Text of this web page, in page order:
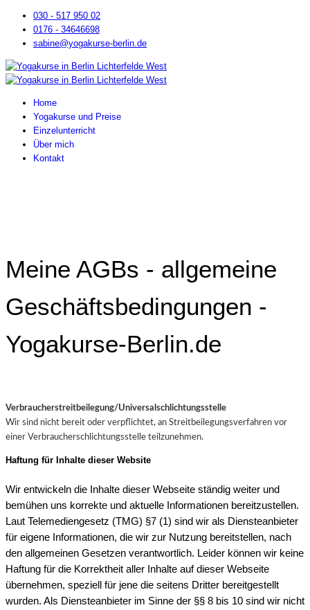
030 - 517 950 02
0176 - 34646698
sabine@yogakurse-berlin.de
Home
Yogakurse und Preise
Einzelunterricht
Über mich
Kontakt
Meine AGBs - allgemeine
Geschäftsbedingungen -
Yogakurse-Berlin.de
Verbraucherstreitbeilegung/Universalschlichtungsstelle
Wir sind nicht bereit oder verpflichtet, an Streitbeilegungsverfahren vor
einer Verbraucherschlichtungsstelle teilzunehmen.
Haftung für Inhalte dieser Website
Wir entwickeln die Inhalte dieser Webseite ständig weiter und
bemühen uns korrekte und aktuelle Informationen bereitzustellen.
Laut Telemediengesetz (TMG) §7 (1) sind wir als Diensteanbieter
für eigene Informationen, die wir zur Nutzung bereitstellen, nach
den allgemeinen Gesetzen verantwortlich. Leider können wir keine
Haftung für die Korrektheit aller Inhalte auf dieser Webseite
übernehmen, speziell für jene die seitens Dritter bereitgestellt
wurden. Als Diensteanbieter im Sinne der §§ 8 bis 10 sind wir nicht